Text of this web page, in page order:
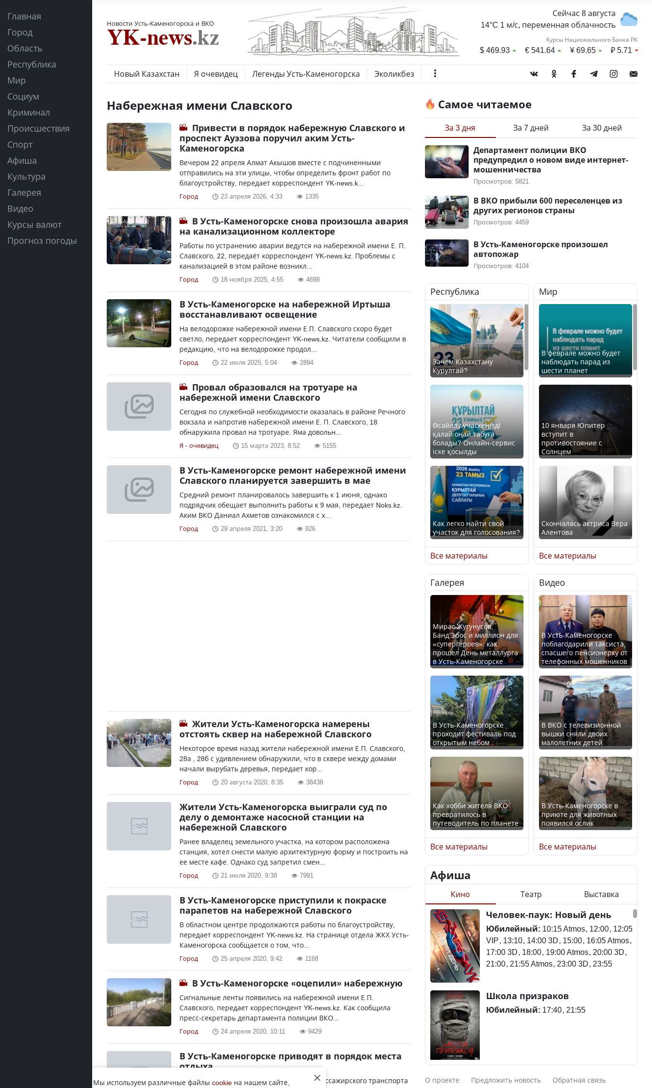
Главная
Город
Область
Республика
Мир
Социум
Криминал
Происшествия
Спорт
Афиша
Культура
Галерея
Видео
Курсы валют
Прогноз погоды
Новости Усть-Каменогорска и ВКО
Сейчас 8 августа
14°C 1 м/с, переменная облачность
Курсы Национального Банка РК
$469.93 €541.64 ¥69.65 ₽5.71
Новый Казахстан Я очевидец Легенды Усть-Каменогорска Эколикбез
Набережная имени Славского
Привести в порядок набережную Славского и
проспект Ауэзова поручил аким Усть-
Каменогорска
Вечером 22 апреля Алмат Акышов вместе с подчиненными
отправились на эти улицы, чтобы определить фронт работ по
благоустройству, передает корреспондент YK-news.k...
Город 23 апреля 2026, 4:33 1335
В Усть-Каменогорске снова произошла авария
на канализационном коллекторе
Работы по устранению аварии ведутся на набережной имени Е. П.
Славского, 22, передаёт корреспондент YK-news.kz. Проблемы с
канализацией в этом районе возникл...
Город 18 ноября 2025, 4:55 4698
В Усть-Каменогорске на набережной Иртыша
восстанавливают освещение
На велодорожке набережной имени Е.П. Славского скоро будет
светло, передает корреспондент YK-news.kz. Читатели сообщили в
редакцию, что на велодорожке продол...
Город 22 июля 2025, 5:04 2894
Провал образовался на тротуаре на
набережной имени Славского
Сегодня по служебной необходимости оказалась в районе Речного
вокзала и напротив набережной имени Е. П. Славского, 18
обнаружила провал на тротуаре. Яма довольн...
Я - очевидец 15 марта 2023, 8:52 5155
В Усть-Каменогорске ремонт набережной имени
Славского планируется завершить в мае
Средний ремонт планировалось завершить к 1 июня, однако
подрядчик обещает выполнить работы к 9 мая, передает Noks.kz.
Аким ВКО Даниал Ахметов ознакомился с х...
Город 29 апреля 2021, 3:20 926
Жители Усть-Каменогорска намерены
отстоять сквер на набережной Славского
Некоторое время назад жители набережной имени Е.П. Славского,
28а , 28б с удивлением обнаружили, что в сквере между домами
начали вырубать деревья, передает кор...
Город 20 августа 2020, 8:35 38438
Жители Усть-Каменогорска выиграли суд по
делу о демонтаже насосной станции на
набережной Славского
Ранее владелец земельного участка, на котором расположена
станция, хотел снести малую архитектурную форму и построить на
ее месте кафе. Однако суд запретил смен...
Город 21 июля 2020, 9:38 7991
В Усть-Каменогорске приступили к покраске
парапетов на набережной Славского
В областном центре продолжаются работы по благоустройству,
передает корреспондент YK-news.kz. На странице отдела ЖКХ Усть-
Каменогорска сообщается о том, что...
Город 25 апреля 2020, 9:42 1168
В Усть-Каменогорске «оцепили» набережную
Сигнальные ленты появились на набережной имени Е.П.
Славского, передает корреспондент YK-news.kz. Как сообщила
пресс-секретарь департамента полиции ВКО...
Город 24 апреля 2020, 10:11 9429
В Усть-Каменогорске приводят в порядок места
отдыха
По информации городского отдела ЖКХ, пассажирского транспорта
Самое читаемое
За 3 дня За 7 дней За 30 дней
Департамент полиции ВКО
предупредил о новом виде интернет-
мошенничества
Просмотров: 5821
В ВКО прибыли 600 переселенцев из
других регионов страны
Просмотров: 4459
В Усть-Каменогорске произошел
автопожар
Просмотров: 4104
Республика
Зачем Казахстану
Курултай?
Өсайлау учаскеңізді
қалай оңай табуға
болады? Онлайн-сервис
іске қосылды
Как легко найти свой
участок для голосования?
Минтруда назвало
отрасли с самыми
высокими зарплатными
предложениями
Искусственный интеллект
официально включили в
школьную программу
Казахстана
В Казахстане стало
проще получить
направления на
медицинские
обследования
Қазақстан Орталық Азия
елдері арасында әл-ауқат
индексінде көш бастады
Казахстан возглавил
рейтинг благополучия
среди стран Центральной
Азии
Будут ли представлены
интересы регионов в
Курултае?
алимент, экология: жеті
Все материалы
Мир
В феврале можно будет
наблюдать парад из
шести планет
10 января Юпитер
вступит в
противостояние с
Солнцем
Скончалась актриса Вера
Алентова
В РФ вынесен заочный
приговор по уголовному
делу об убийстве Игоря
Талькова
В России введены
дополнительные
ограничения для
казахстанских прав
Трамп официально
вступил в должность
президента США
Луну признали объектом
культурного наследия,
находящегося под
угрозой исчезновения
Станет ли
метапневмовирус
эпидемией, рассказали в
ВОЗ
потерпел крушение в
Южной Корее, погибли
120 человек
Актау: Путин принес
Все материалы
Галерея
Мирас Жугунусов,
Банд’Эрос и миллион для
«супергероев»: как
прошел День металлурга
в Усть-Каменогорске
В Усть-Каменогорске
проходит фестиваль под
открытым небом
Как хобби жителя ВКО
превратилось в
путеводитель по планете
Все материалы
Видео
В Усть-Каменогорске
поблагодарили таксиста,
спасшего пенсионерку от
телефонных мошенников
В ВКО с телевизионной
вышки сняли двоих
малолетних детей
В Усть-Каменогорске в
приюте для животных
появился ослик
Все материалы
Афиша
Кино Театр Выставка
Человек-паук: Новый день
Юбилейный: 10:15 Atmos 12:00 12:05
VIP 13:10 14:00 3D 15:00 16:05 Atmos
17:00 3D 18:00 19:00 Atmos 20:00 3D
21:00 21:55 Atmos 23:00 3D 23:55
Школа призраков
Юбилейный: 17:40 21:55
Смешарики сквозь вселенные
О проекте Предложить новость
Обратная связь
Мы используем различные файлы cookie на нашем сайте,